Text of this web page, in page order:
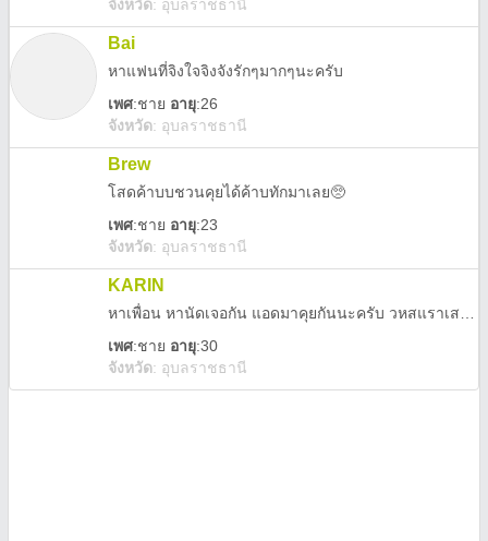
จังหวัด: อุบลราชธานี
Bai
หาแฟนที่จิงใจจิงจังรักๆมากๆนะครับ
เพศ:ชาย อายุ:26
จังหวัด: อุบลราชธานี
Brew
โสดค้าบบชวนคุยได้ค้าบทักมาเลย🥺
เพศ:ชาย อายุ:23
จังหวัด: อุบลราชธานี
KARIN
เพศ:ชาย อายุ:30
จังหวัด: อุบลราชธานี